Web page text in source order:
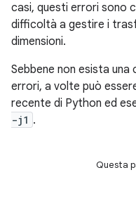
casi, questi errori sono
difficoltà a gestire i
dimensioni.
Sebbene non esista
errori, a volte può
recente di Python ed
-j1 .
Questa